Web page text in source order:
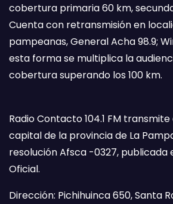
cobertura primaria 60 km,
Cuenta con retransmisión en
pampeanas, General Acha 98.9;
esta forma se multiplica la
cobertura superando los 100 km.
Radio Contacto 104.1 FM
capital de la provincia de La
resolución Afsca -0327, publicada
Oficial.
Dirección: Pichihuinca 650, Santa